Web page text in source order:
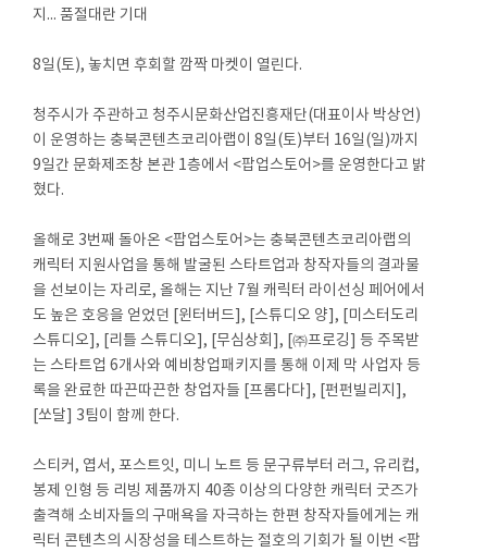
지... 품절대란 기대
8일(토), 놓치면 후회할 깜짝 마켓이 열린다.
청주시가 주관하고 청주시문화산업진흥재단(대표이사 박상언)
이 운영하는 충북콘텐츠코리아랩이 8일(토)부터 16일(일)까지
9일간 문화제조창 본관 1층에서 <팝업스토어>를 운영한다고 밝
혔다.
올해로 3번째 돌아온 <팝업스토어>는 충북콘텐츠코리아랩의
캐릭터 지원사업을 통해 발굴된 스타트업과 창작자들의 결과물
을 선보이는 자리로, 올해는 지난 7월 캐릭터 라이선싱 페어에서
도 높은 호응을 얻었던 [윈터버드], [스튜디오 양], [미스터도리
스튜디오], [리틀 스튜디오], [무심상회], [㈜프로깅] 등 주목받
는 스타트업 6개사와 예비창업패키지를 통해 이제 막 사업자 등
록을 완료한 따끈따끈한 창업자들 [프롬다다], [펀펀빌리지],
[쏘달] 3팀이 함께 한다.
스티커, 엽서, 포스트잇, 미니 노트 등 문구류부터 러그, 유리컵,
봉제 인형 등 리빙 제품까지 40종 이상의 다양한 캐릭터 굿즈가
출격해 소비자들의 구매욕을 자극하는 한편 창작자들에게는 캐
릭터 콘텐츠의 시장성을 테스트하는 절호의 기회가 될 이번 <팝